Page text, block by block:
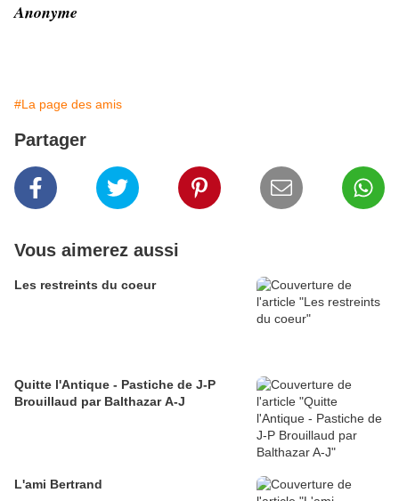
Anonyme
#La page des amis
Partager
Vous aimerez aussi
Les restreints du coeur
Quitte l'Antique - Pastiche de J-P
Brouillaud par Balthazar A-J
L'ami Bertrand